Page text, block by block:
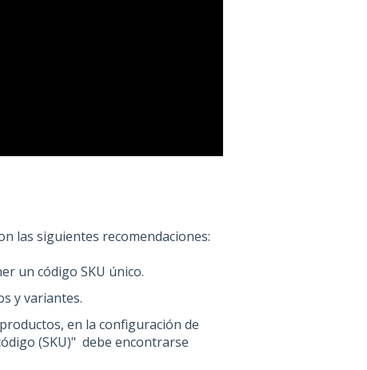
las siguientes recomendaciones:
un código SKU único.
y variantes.
en la configuración de
(SKU)" debe encontrarse